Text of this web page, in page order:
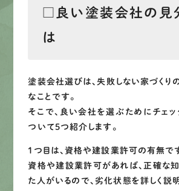
□良い塗装会社の見
は
塗装会社選びは、失敗しない家づくり
なことです。
そこで、良い会社を選ぶためにチェッ
ついて5つ紹介します。
1つ目は、資格や建設業許可の有無で
資格や建設業許可があれば、正確な
た人がいるので、劣化状態を詳しく説明